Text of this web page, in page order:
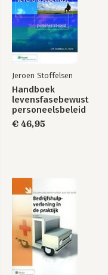
Jeroen Stoffelsen
Handboek
levensfasebewust
personeelsbeleid
€ 46,95